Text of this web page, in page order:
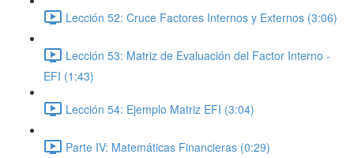
Lección 52: Cruce Factores Internos y Externos (3:06)
Lección 53: Matriz de Evaluación del Factor Interno -
EFI (1:43)
Lección 54: Ejemplo Matriz EFI (3:04)
Parte IV: Matemáticas Financieras (0:29)